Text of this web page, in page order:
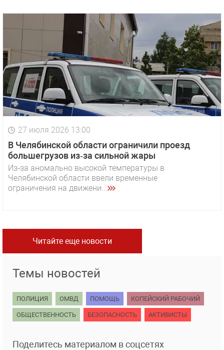
27 июля 2026 13:00
В Челябинской области ограничили проезд
большегрузов из‑за сильной жары
Из‑за аномально высокой температуры в
Челябинской области ввели временные
ограничения на движени...
Читайте еще новости
Темы новостей
ПОЛИЦИЯ ОМВД ПОМОЩЬ КОПЕЙСКИЙ РАБОЧИЙ
ОБЩЕСТВЕННОСТЬ БЕЗОПАСНОСТЬ АКТИВИСТЫ
Поделитесь материалом в соцсетях